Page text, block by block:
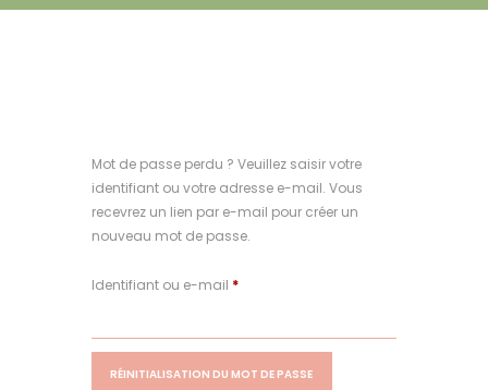
Mot de passe perdu ? Veuillez saisir votre
identifiant ou votre adresse e-mail. Vous
recevrez un lien par e-mail pour créer un
nouveau mot de passe.
Identifiant ou e-mail *Obligatoire
RÉINITIALISATION DU MOT DE PASSE